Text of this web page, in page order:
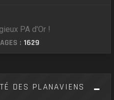
PA d'Or !
: 1629
DES PLANAVIENS